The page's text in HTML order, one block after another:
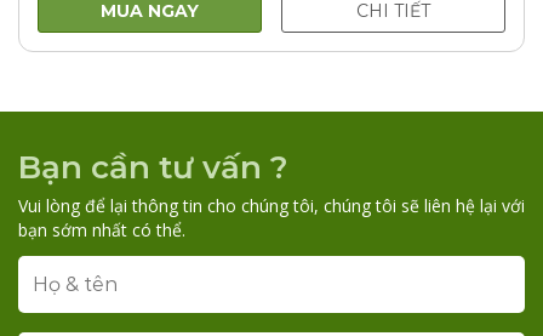
650.000VNĐ.
500.000VNĐ.
MUA NGAY CHI TIẾT
Bạn cần tư vấn ?
Vui lòng để lại thông tin cho chúng tôi, chúng tôi sẽ liên hệ lại với
bạn sớm nhất có thể.